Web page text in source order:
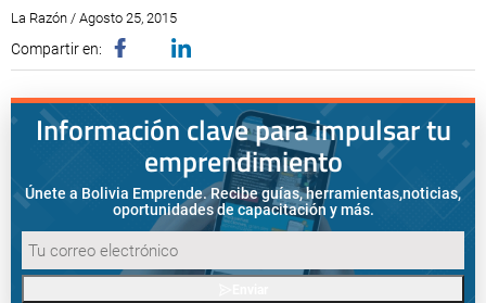
La Razón / Agosto 25, 2015
Compartir en:
Información clave para impulsar tu
emprendimiento
Únete a Bolivia Emprende. Recibe guías, herramientas,noticias,
oportunidades de capacitación y más.